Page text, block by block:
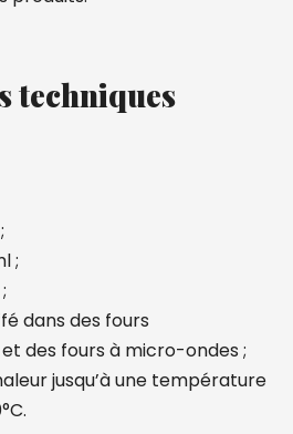
techniques
;
dans des fours
des fours à micro-ondes ;
jusqu’à une température